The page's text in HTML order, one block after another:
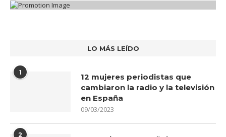
LO MÁS LEÍDO
1
12 mujeres periodistas que
cambiaron la radio y la televisión
en España
09/03/2023
2